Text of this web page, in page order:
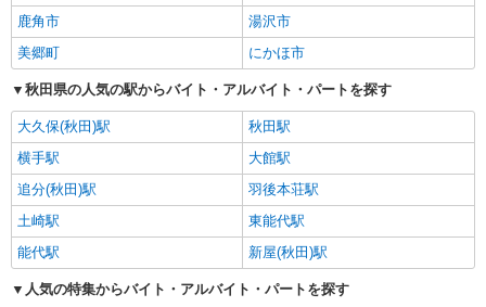
鹿角市
湯沢市
美郷町
にかほ市
秋田県の人気の駅からバイト・アルバイト・パートを探す
大久保(秋田)駅
秋田駅
横手駅
大館駅
追分(秋田)駅
羽後本荘駅
土崎駅
東能代駅
能代駅
新屋(秋田)駅
人気の特集からバイト・アルバイト・パートを探す